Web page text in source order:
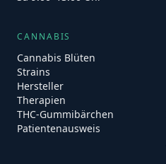
CANNABIS
Cannabis Blüten
Strains
Hersteller
Therapien
THC-Gummibärchen
Patientenausweis